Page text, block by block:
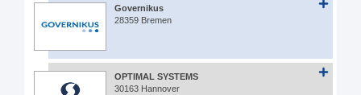
Governikus
28359 Bremen
OPTIMAL SYSTEMS
30163 Hannover